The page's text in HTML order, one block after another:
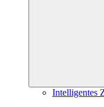
Intelligentes